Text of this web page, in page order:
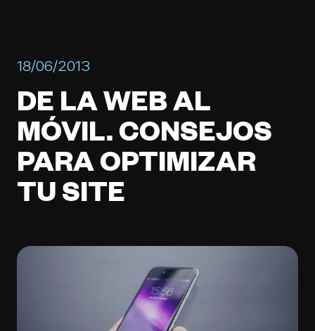
18/06/2013
DE LA WEB AL
MÓVIL. CONSEJOS
PARA OPTIMIZAR
TU SITE